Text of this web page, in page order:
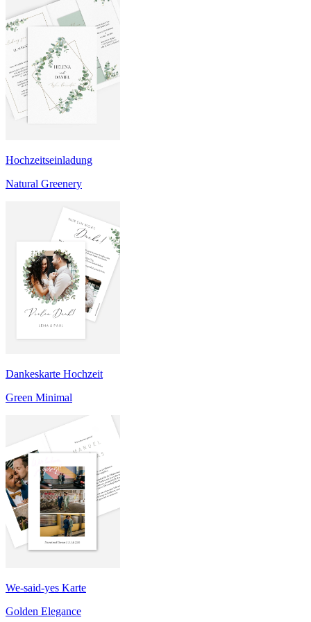
Hochzeitseinladung
Natural Greenery
Dankeskarte Hochzeit
Green Minimal
We-said-yes Karte
Golden Elegance